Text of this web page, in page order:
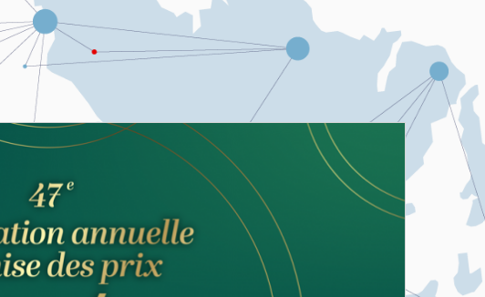
de conférences
ARTS
Nos Partenaires
Nous contacter
Carrières et opportunités
Reconnaissance territoriale